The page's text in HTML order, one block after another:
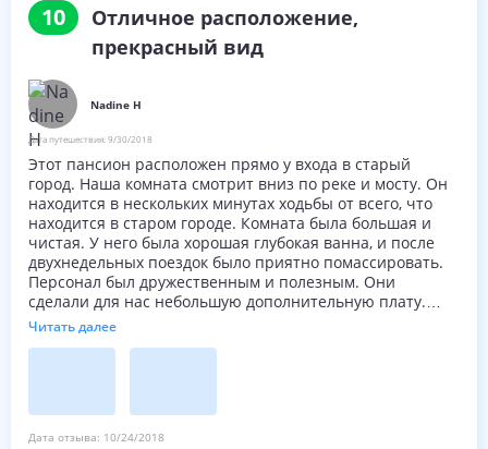
10
Отличное расположение,
прекрасный вид
Nadine H
Дата путешествия:9/30/2018
Этот пансион расположен прямо у входа в старый
город. Наша комната смотрит вниз по реке и мосту. Он
находится в нескольких минутах ходьбы от всего, что
находится в старом городе. Комната была большая и
чистая. У него была хорошая глубокая ванна, и после
двухнедельных поездок было приятно помассировать.
Персонал был дружественным и полезным. Они
сделали для нас небольшую дополнительную плату.
Завтрак был типичным европейским континентальным
завтраком. Это было хорошо и много.
Читать далее
Дата отзыва: 10/24/2018